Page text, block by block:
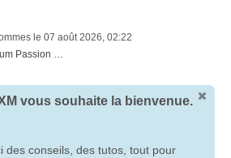
le 07 août 2026, 02:22
Forum Passion XM
vous souhaite la bienvenue.
des conseils, des tutos, tout pour